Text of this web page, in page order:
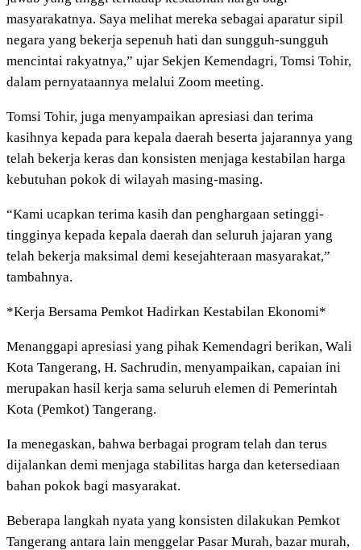
masyarakatnya. Saya melihat mereka sebagai aparatur sipil
negara yang bekerja sepenuh hati dan sungguh-sungguh
mencintai rakyatnya,” ujar Sekjen Kemendagri, Tomsi Tohir,
dalam pernyataannya melalui Zoom meeting.
Tomsi Tohir, juga menyampaikan apresiasi dan terima
kasihnya kepada para kepala daerah beserta jajarannya yang
telah bekerja keras dan konsisten menjaga kestabilan harga
kebutuhan pokok di wilayah masing-masing.
“Kami ucapkan terima kasih dan penghargaan setinggi-
tingginya kepada kepala daerah dan seluruh jajaran yang
telah bekerja maksimal demi kesejahteraan masyarakat,”
tambahnya.
*Kerja Bersama Pemkot Hadirkan Kestabilan Ekonomi*
Menanggapi apresiasi yang pihak Kemendagri berikan, Wali
Kota Tangerang, H. Sachrudin, menyampaikan, capaian ini
merupakan hasil kerja sama seluruh elemen di Pemerintah
Kota (Pemkot) Tangerang.
Ia menegaskan, bahwa berbagai program telah dan terus
dijalankan demi menjaga stabilitas harga dan ketersediaan
bahan pokok bagi masyarakat.
Beberapa langkah nyata yang konsisten dilakukan Pemkot
Tangerang antara lain menggelar Pasar Murah, bazar murah,